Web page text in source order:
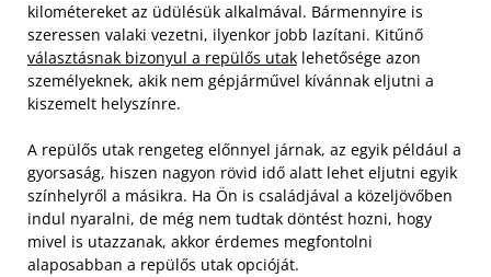
kilométereket az üdülésük alkalmával. Bármennyire is
szeressen valaki vezetni, ilyenkor jobb lazítani. Kitűnő
választásnak bizonyul a repülős utak lehetősége azon
személyeknek, akik nem gépjárművel kívánnak eljutni a
kiszemelt helyszínre.
A repülős utak rengeteg előnnyel járnak, az egyik például a
gyorsaság, hiszen nagyon rövid idő alatt lehet eljutni egyik
színhelyről a másikra. Ha Ön is családjával a közeljövőben
indul nyaralni, de még nem tudtak döntést hozni, hogy
mivel is utazzanak, akkor érdemes megfontolni
alaposabban a repülős utak opcióját.